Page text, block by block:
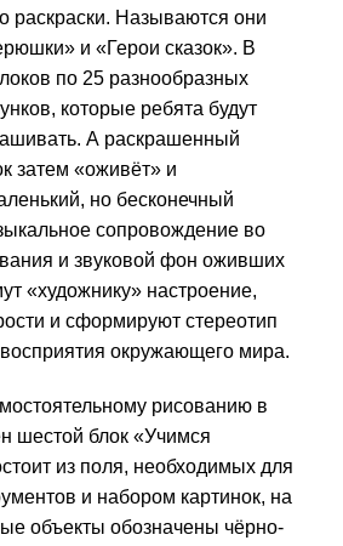
раскраски. Называются они
и «Герои сказок». В
по 25 разнообразных
которые ребята будут
А раскрашенный
затем «оживёт» и
но бесконечный
сопровождение во
и звуковой фон ожив­ших
«художнику» настроение,
и сформируют сте­рео­тип
окружающего мира.
рисованию в
шестой блок «Учимся
из поля, необходимых для
и набором картинок, на
объекты обозначены чёрно-